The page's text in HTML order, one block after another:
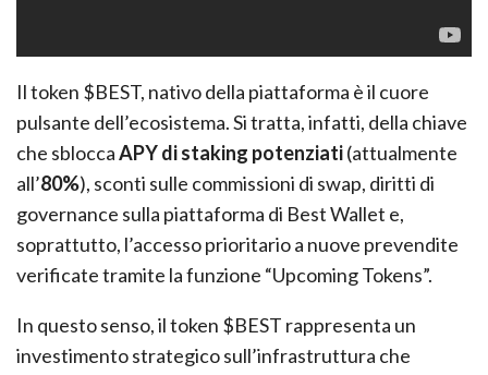
Il token $BEST, nativo della piattaforma è il cuore
pulsante dell’ecosistema. Si tratta, infatti, della chiave
che sbloccaAPY di staking potenziati(attualmente
all’80%), sconti sulle commissioni di swap, diritti di
governance sulla piattaforma di Best Wallet e,
soprattutto, l’accesso prioritario a nuove prevendite
verificate tramite la funzione “Upcoming Tokens”.
In questo senso, il token $BEST rappresenta un
investimento strategico sull’infrastruttura che